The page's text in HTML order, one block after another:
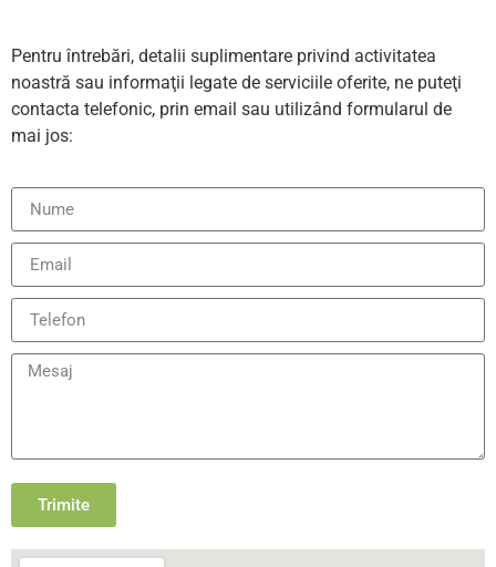
Pentru întrebări, detalii suplimentare privind activitatea
noastră sau informaţii legate de serviciile oferite, ne puteţi
contacta telefonic, prin email sau utilizând formularul de
mai jos:
Trimite